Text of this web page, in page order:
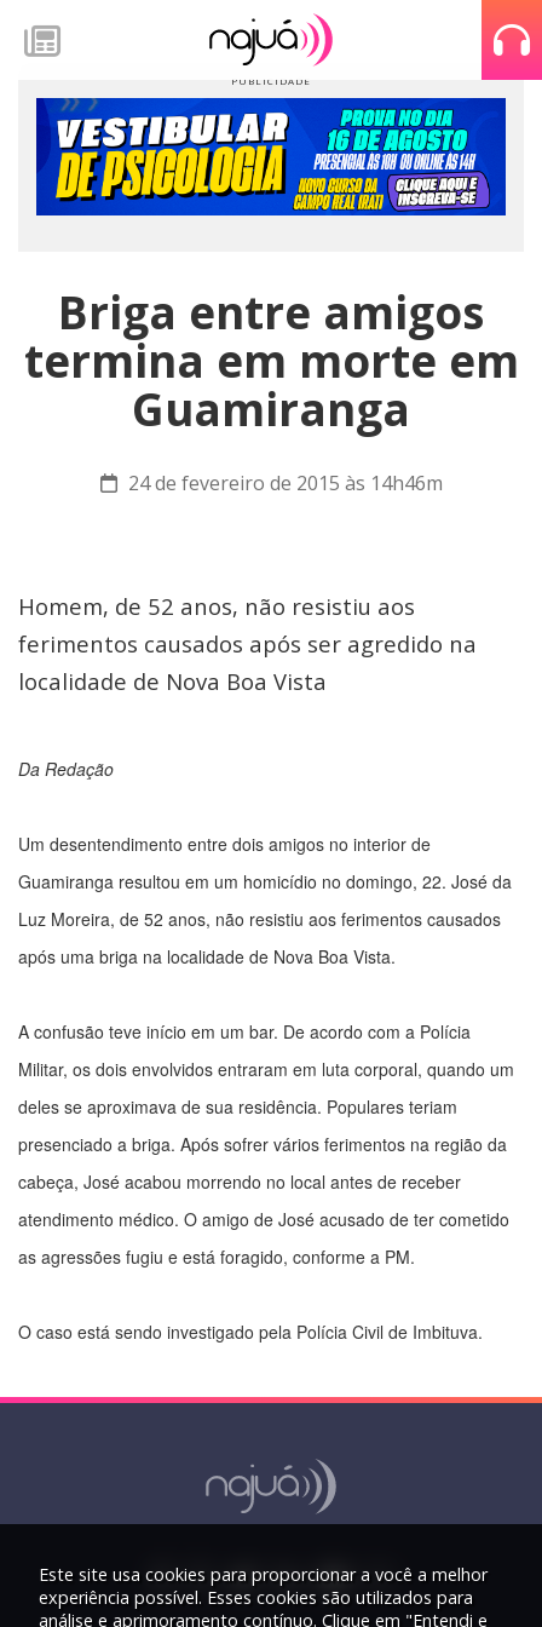
Briga entre amigos
termina em morte em
Guamiranga
24 de fevereiro de 2015 às 14h46m
Homem, de 52 anos, não resistiu aos
ferimentos causados após ser agredido na
localidade de Nova Boa Vista
Da Redação
Um desentendimento entre dois amigos no interior de
Guamiranga resultou em um homicídio no domingo, 22. José da
Luz Moreira, de 52 anos, não resistiu aos ferimentos causados
após uma briga na localidade de Nova Boa Vista.
A confusão teve início em um bar. De acordo com a Polícia
Militar, os dois envolvidos entraram em luta corporal, quando um
deles se aproximava de sua residência. Populares teriam
presenciado a briga. Após sofrer vários ferimentos na região da
cabeça, José acabou morrendo no local antes de receber
atendimento médico. O amigo de José acusado de ter cometido
as agressões fugiu e está foragido, conforme a PM.
O caso está sendo investigado pela Polícia Civil de Imbituva.
Este site usa cookies para proporcionar a você a melhor
experiência possível. Esses cookies são utilizados para
análise e aprimoramento contínuo. Clique em "Entendi e